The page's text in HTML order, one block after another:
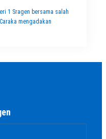
1 Sragen bersama salah
mengadakan